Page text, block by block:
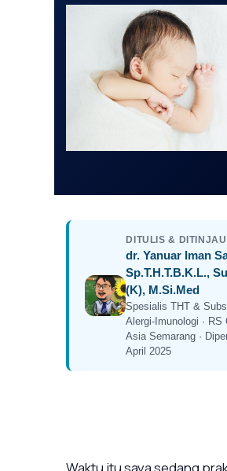
DITULIS & DITINJAU
dr. Yanuar Iman
Sp.T.H.T.B.K.L.,
(K), M.Si.Med
Spesialis THT &
Alergi-Imunologi · RS
Asia Semarang ·
April 2025